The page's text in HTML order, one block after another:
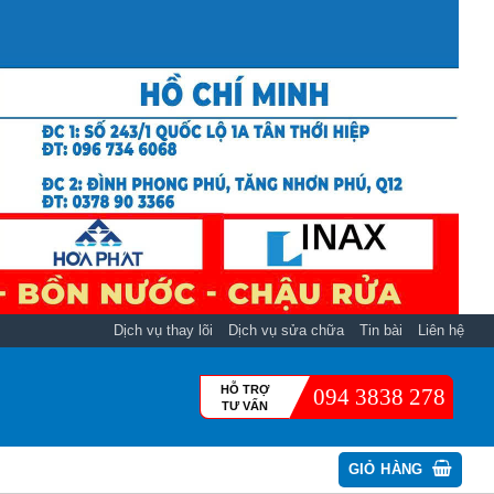
Dịch vụ thay lõi Dịch vụ sửa chữa Tin bài Liên hệ
HỖ TRỢ
TƯ VẤN
094 3838 278
GIỎ HÀNG